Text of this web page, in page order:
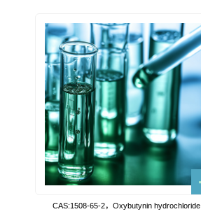
CAS:1508-65-2，Oxybutynin hydrochloride